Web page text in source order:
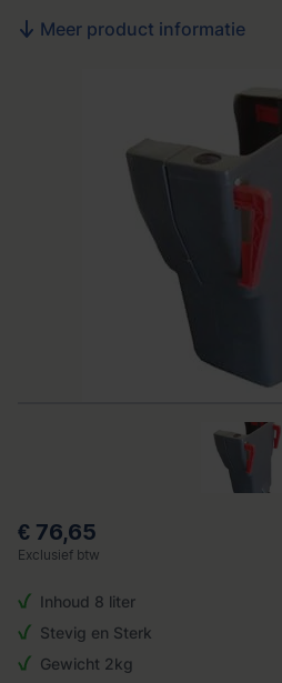
Meer product informatie
€ 76,65
Exclusief btw
Inhoud 8 liter
Stevig en Sterk
Gewicht 2kg